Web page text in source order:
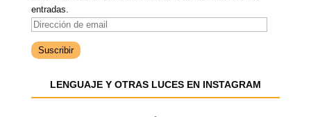
entradas.
D
r
c
LENGUAJE Y OTRAS LUCES EN INSTAGRAM